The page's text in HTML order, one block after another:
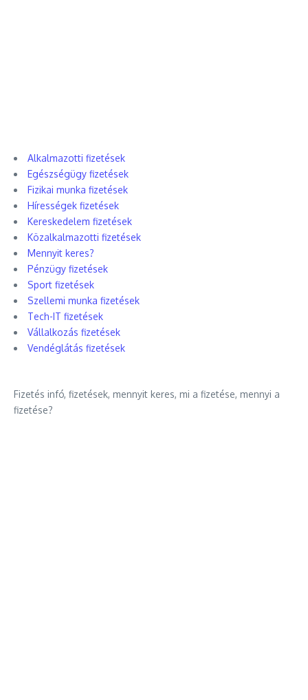
Alkalmazotti fizetések
Egészségügy fizetések
Fizikai munka fizetések
Hírességek fizetések
Kereskedelem fizetések
Közalkalmazotti fizetések
Mennyit keres?
Pénzügy fizetések
Sport fizetések
Szellemi munka fizetések
Tech-IT fizetések
Vállalkozás fizetések
Vendéglátás fizetések
Fizetés infó, fizetések, mennyit keres, mi a fizetése, mennyi a
fizetése?